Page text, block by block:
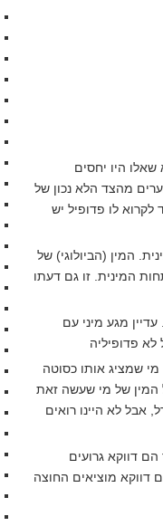
היו יחסים
מהצד הלא נכון של
לו פדופיל יש
המין (הביולוגי) של
המינית. זו גם דעתו
מגע מיני עם
שמציג אותו כסוטה
המין של מי שעשה זאת
אבל לא היינו רואים
דווקא גרועים
דווקא מוציאים החוצה